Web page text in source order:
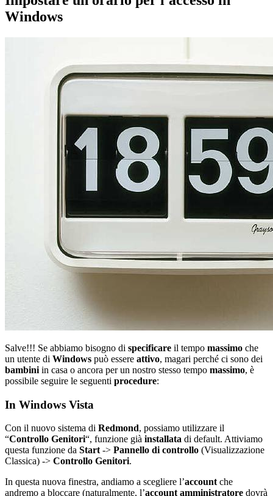
Windows
Salve!!! Se abbiamo bisogno di specificare il tempo massimo che
un utente di Windows può essere attivo, magari perché ci sono dei
bambini in casa o ancora per un nostro stesso tempo massimo, è
possibile seguire le seguenti procedure:
In Windows Vista
Con il nuovo sistema di Redmond, possiamo utilizzare il
“Controllo Genitori“, funzione già installata di default. Attiviamo
questa funzione da Start -> Pannello di controllo (Visualizzazione
Classica) -> Controllo Genitori.
In questa nuova finestra, andiamo a scegliere l’account che
andremo a bloccare (naturalmente, l’account amministratore dovrà